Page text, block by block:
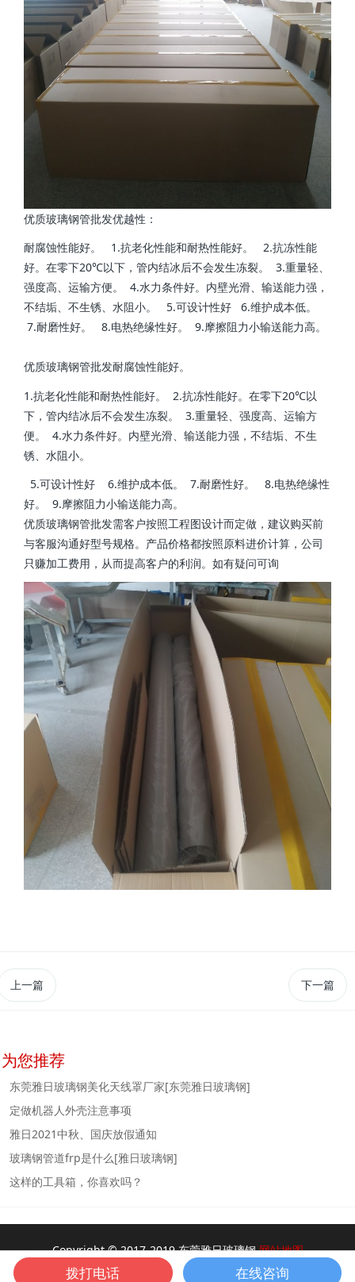
优质玻璃钢管批发优越性：
耐腐蚀性能好。 1.抗老化性能和耐热性能好。 2.抗冻性能
好。在零下20℃以下，管内结冰后不会发生冻裂。 3.重量轻、
强度高、运输方便。 4.水力条件好。内壁光滑、输送能力强，
不结垢、不生锈、水阻小。 5.可设计性好 6.维护成本低。
7.耐磨性好。 8.电热绝缘性好。 9.摩擦阻力小输送能力高。
优质玻璃钢管批发耐腐蚀性能好。
1.抗老化性能和耐热性能好。 2.抗冻性能好。在零下20℃以
下，管内结冰后不会发生冻裂。 3.重量轻、强度高、运输方
便。 4.水力条件好。内壁光滑、输送能力强，不结垢、不生
锈、水阻小。
5.可设计性好 6.维护成本低。 7.耐磨性好。 8.电热绝缘性
好。 9.摩擦阻力小输送能力高。
优质玻璃钢管批发需客户按照工程图设计而定做，建议购买前
与客服沟通好型号规格。产品价格都按照原料进价计算，公司
只赚加工费用，从而提高客户的利润。如有疑问可询
上一篇 下一篇
为您推荐
东莞雅日玻璃钢美化天线罩厂家[东莞雅日玻璃钢]
定做机器人外壳注意事项
雅日2021中秋、国庆放假通知
玻璃钢管道frp是什么[雅日玻璃钢]
这样的工具箱，你喜欢吗？
Copyright © 2017-2019 东莞雅日玻璃钢网站地图
粤ICP备18153350号-2
拨打电话 在线咨询